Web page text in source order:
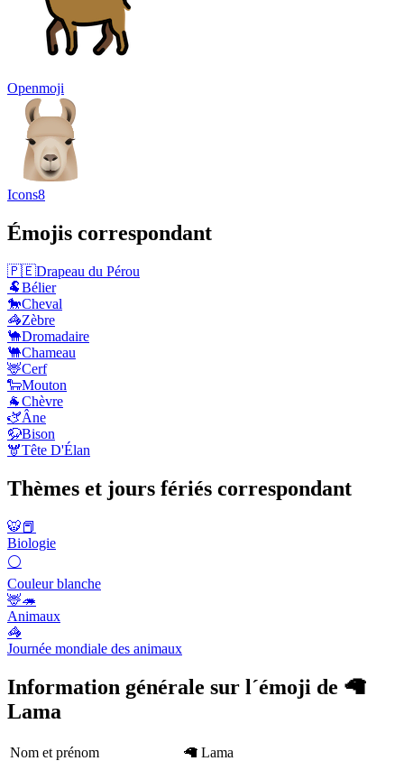
Openmoji
Icons8
Émojis correspondant
🇵🇪Drapeau du Pérou
🐏Bélier
🐎Cheval
🦓Zèbre
🐪Dromadaire
🐫Chameau
🦌Cerf
🐑Mouton
🐐Chèvre
🫏Âne
🦬Bison
🫎Tête D'Élan
Thèmes et jours fériés correspondant
🐯📕
Biologie
⚪
Couleur blanche
🦌🦔
Animaux
🦓
Journée mondiale des animaux
Information générale sur l´émoji de 🦙
Lama
Nom et prénom
🦙 Lama